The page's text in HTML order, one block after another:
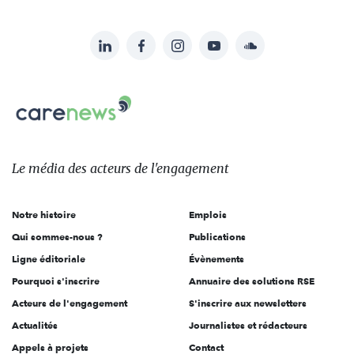
sur:
LinkedInFacebookInstagramYouTubeSoundcloud
Le
des
l'engagement
Le média des acteurs de l'engagement
Notre histoire
Qui sommes-nous ?
Ligne éditoriale
Pourquoi s'inscrire
Acteurs de l'engagement
Actualités
Appels à projets
Emplois
Publications
Évènements
Annuaire des solutions RSE
S'inscrire aux newsletters
Journalistes et rédacteurs
Contact